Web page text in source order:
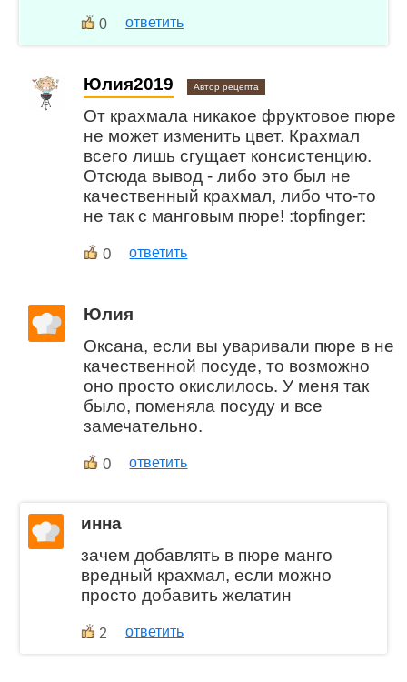
0 ответить
Юлия2019 Автор рецепта
От крахмала никакое фруктовое пюре
не может изменить цвет. Крахмал
всего лишь сгущает консистенцию.
Отсюда вывод - либо это был не
качественный крахмал, либо что-то
не так с манговым пюре! :topfinger:
0 ответить
Юлия
Оксана, если вы уваривали пюре в не
качественной посуде, то возможно
оно просто окислилось. У меня так
было, поменяла посуду и все
замечательно.
0 ответить
инна
зачем добавлять в пюре манго
вредный крахмал, если можно
просто добавить желатин
2 ответить